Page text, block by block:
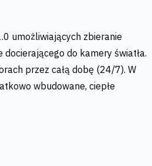
umożliwiających zbieranie
do kamery światła.
przez całą dobę (24/7). W
wbudowane, ciepłe